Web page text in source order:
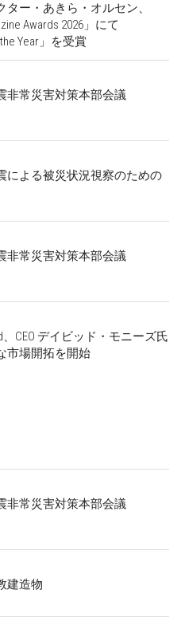
ー・あきら・オルセン、
Awards 2026」にて
the Year」を受賞
非常災害対策本部会議
による被災状況視察のための
非常災害対策本部会議
、CEO デイビッド・モニーズ氏
市場開拓を開始
非常災害対策本部会議
建造物